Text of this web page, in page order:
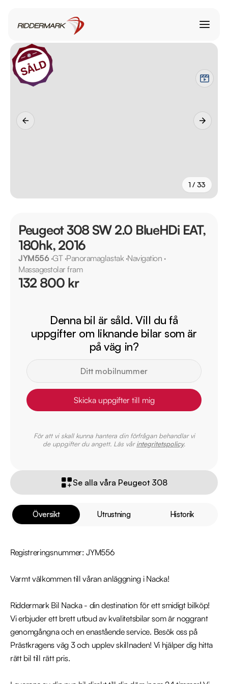
1 / 33
Översikt Utrustning Historik
Registreringsnummer: JYM556
Varmt välkommen till våran anläggning i Nacka!
Riddermark Bil Nacka - din destination för ett smidigt bilköp!
Vi erbjuder ett brett utbud av kvalitetsbilar som är noggrant
genomgångna och en enastående service. Besök oss på
Prästkragens väg 3 och upplev skillnaden! Vi hjälper dig hitta
rätt bil till rätt pris.
Peugeot 308 SW 2.0 BlueHDi EAT,
180hk, 2016
JYM556·GT·Panoramaglastak·Navigation ·
Massagestolar fram
132 800 kr
Denna bil är såld. Vill du få
uppgifter om liknande bilar som är
på väg in?
Skicka uppgifter till mig
För att vi skall kunna hantera din förfrågan behandlar vi
de uppgifter du angett. Läs vårintegritetspolicy.
Se alla våra Peugeot 308